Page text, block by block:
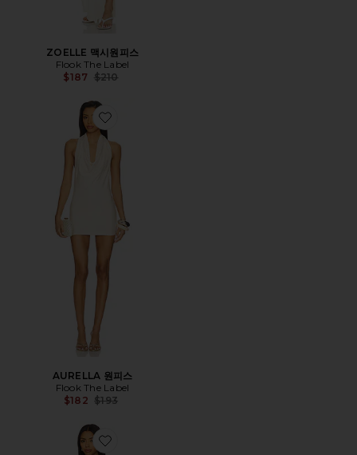
ZOELLE 맥시원피스
Flook The Label
$187 Previous price:
$210
Favorite AURELLA 원피스
AURELLA 원피스
Flook The Label
$182 Previous price:
$193
Favorite FREYA 원피스